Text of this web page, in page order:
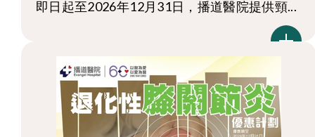
即日起至2026年12月31日，播道醫院提供頸...